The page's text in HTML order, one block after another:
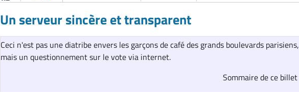
Un serveur sincère et transparent
Ceci n'est pas une diatribe envers les garçons de café des grands boulevards parisiens,
mais un questionnement sur le vote via internet.
Sommaire de ce billet